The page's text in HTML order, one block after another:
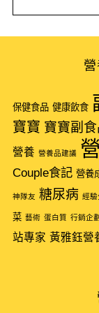
保健食品 健康飲食
寶寶 寶寶副
營養 營養品建議
Couple食記 營養
神隊友 糖尿病 經驗
菜 藝術 蛋白質 行銷企劃
站專家 黃雅鈺營